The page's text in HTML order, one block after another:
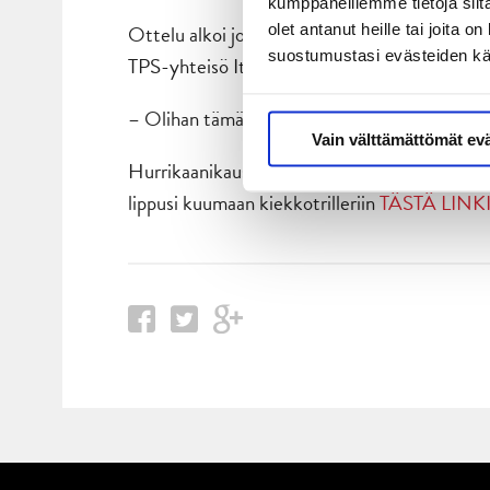
olet antanut heille tai joita
suostumustasi evästeiden
Vain välttämättömät
Ottelu alkoi jo kello 16.00, koska TPS:llä oli
TPS-yhteisö Itämeren aalloille rökäletappio
– Olihan tämä hieno voitto. 5-1-voitto ja
Hurrikaanikausi jatkuu ensi keskiviikkona
lippusi kuumaan kiekkotrilleriinTÄSTÄ